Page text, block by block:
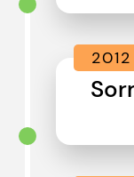
2012